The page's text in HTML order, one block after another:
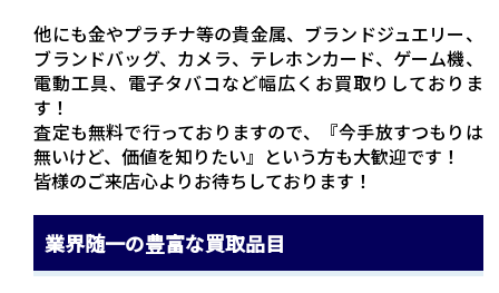
他にも金やプラチナ等の貴金属、ブランドジュエリー、
ブランドバッグ、カメラ、テレホンカード、ゲーム機、
電動工具、電子タバコなど幅広くお買取りしておりま
す！
査定も無料で行っておりますので、『今手放すつもりは
無いけど、価値を知りたい』という方も大歓迎です！
皆様のご来店心よりお待ちしております！
業界随一の豊富な買取品目